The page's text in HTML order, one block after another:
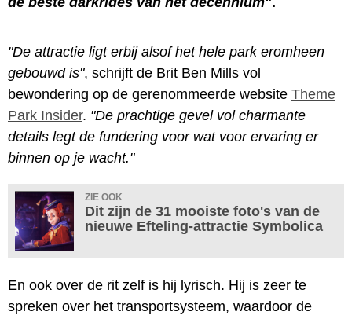
"De attractie ligt erbij alsof het hele park eromheen
gebouwd is", schrijft de Brit Ben Mills vol
bewondering op de gerenommeerde website Theme
Park Insider. "De prachtige gevel vol charmante
details legt de fundering voor wat voor ervaring er
binnen op je wacht."
ZIE OOK
Dit zijn de 31 mooiste foto's van de
nieuwe Efteling-attractie Symbolica
En ook over de rit zelf is hij lyrisch. Hij is zeer te
spreken over het transportsysteem, waardoor de